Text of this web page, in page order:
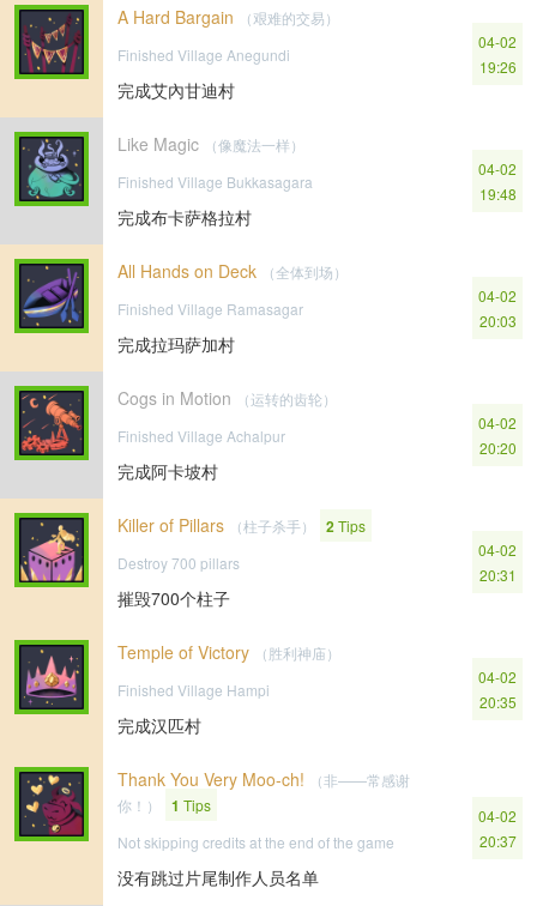
A Hard Bargain
（艰难的交易）
Finished Village Anegundi
完成艾內甘迪村
04-02
19:26
Like Magic
（像魔法一样）
Finished Village Bukkasagara
完成布卡萨格拉村
04-02
19:48
All Hands on Deck
（全体到场）
Finished Village Ramasagar
完成拉玛萨加村
04-02
20:03
Cogs in Motion
（运转的齿轮）
Finished Village Achalpur
完成阿卡坡村
04-02
20:20
Killer of Pillars （柱子杀手） 2Tips
Destroy 700 pillars
摧毁700个柱子
04-02
20:31
Temple of Victory
（胜利神庙）
Finished Village Hampi
完成汉匹村
04-02
20:35
Thank You Very Moo-ch!
（非——常感谢
你！）
1 Tips
Not skipping credits at the end of the game
没有跳过片尾制作人员名单
04-02
20:37